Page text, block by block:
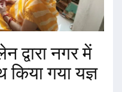
द्वारा नगर में
गया यज्ञ